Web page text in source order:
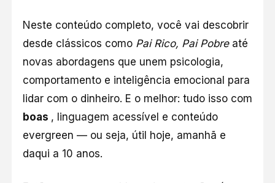
Neste conteúdo completo, você vai descobrir
desde clássicos como Pai Rico, Pai Pobreaté
novas abordagens que unem psicologia,
comportamento e inteligência emocional para
lidar com o dinheiro. E o melhor: tudo isso com
boas , linguagem acessível e conteúdo
evergreen — ou seja, útil hoje, amanhã e
daqui a 10 anos.